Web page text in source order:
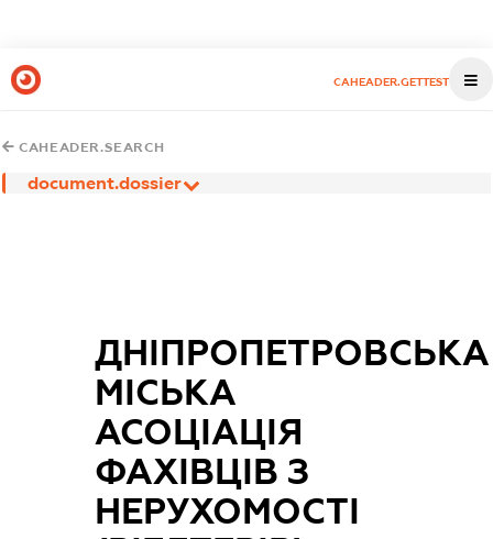
CAHEADER.GETTEST
CAHEADER.SEARCH
document.dossier
ДНІПРОПЕТРОВСЬКА
МІСЬКА
АСОЦІАЦІЯ
ФАХІВЦІВ З
НЕРУХОМОСТІ